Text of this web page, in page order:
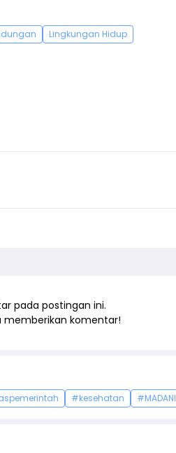
Lingkungan Hidup
pada postingan ini.
komentar!
#kesehatan #MADANI